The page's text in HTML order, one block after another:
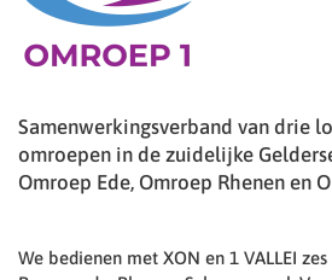
Samenwerkingsverband van drie
omroepen in de zuidelijke
Omroep Ede, Omroep Rhenen en
We bedienen met XON en 1 VALLEI